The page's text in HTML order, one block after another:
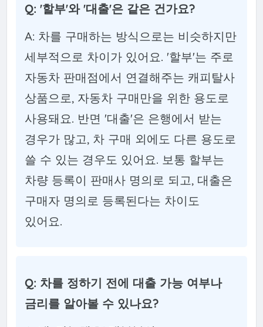
Q: '할부'와 '대출'은 같은 건가요?
A: 차를 구매하는 방식으로는 비슷하지만
세부적으로 차이가 있어요. '할부'는 주로
자동차 판매점에서 연결해주는 캐피탈사
상품으로, 자동차 구매만을 위한 용도로
사용돼요. 반면 '대출'은 은행에서 받는
경우가 많고, 차 구매 외에도 다른 용도로
쓸 수 있는 경우도 있어요. 보통 할부는
차량 등록이 판매사 명의로 되고, 대출은
구매자 명의로 등록된다는 차이도
있어요.
Q: 차를 정하기 전에 대출 가능 여부나
금리를 알아볼 수 있나요?